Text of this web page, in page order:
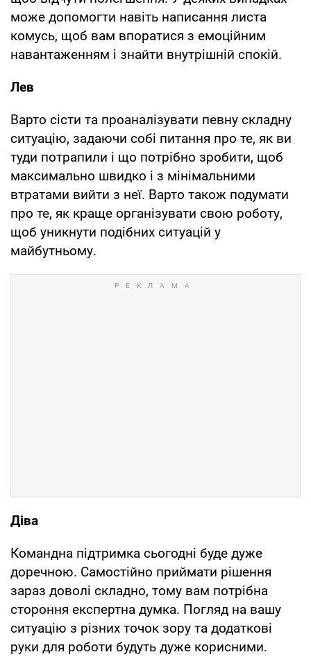
може допомогти навіть написання листа
комусь, щоб вам впоратися з емоційним
навантаженням і знайти внутрішній спокій.
Лев
Варто сісти та проаналізувати певну складну
ситуацію, задаючи собі питання про те, як ви
туди потрапили і що потрібно зробити, щоб
максимально швидко і з мінімальними
втратами вийти з неї. Варто також подумати
про те, як краще організувати свою роботу,
щоб уникнути подібних ситуацій у
майбутньому.
Діва
Командна підтримка сьогодні буде дуже
доречною. Самостійно приймати рішення
зараз доволі складно, тому вам потрібна
стороння експертна думка. Погляд на вашу
ситуацію з різних точок зору та додаткові
руки для роботи будуть дуже корисними.